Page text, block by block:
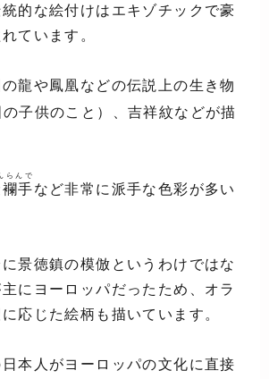
的な絵付けはエキゾチックで豪
ています。
龍や鳳凰などの伝説上の生き物
の子供のこと）、吉祥紋などが描
手
らんで
など非常に派手な色彩が多い
景徳鎮の模倣というわけではな
にヨーロッパだったため、オラ
応じた絵柄も描いています。
本人がヨーロッパの文化に直接